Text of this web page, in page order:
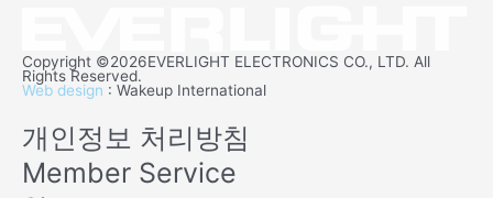
Copyright ©2026EVERLIGHT ELECTRONICS CO., LTD. All
Rights Reserved.
Web design : Wakeup International
개인정보 처리방침
Member Service